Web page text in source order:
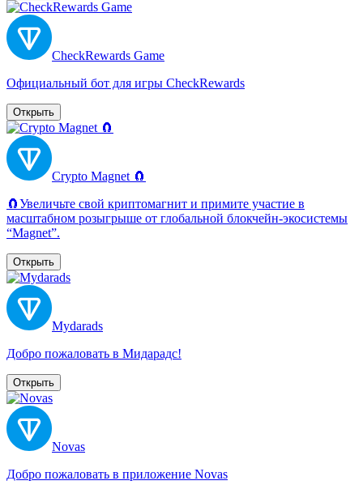
CheckRewards Game
Официальный бот для игры CheckRewards
Открыть
Crypto Magnet 🧲
🧲Увеличьте свой криптомагнит и примите участие в
масштабном розыгрыше от глобальной блокчейн-экосистемы
“Magnet”.
Открыть
Mydarads
Добро пожаловать в Мидарадс!
Открыть
Novas
Добро пожаловать в приложение Novas